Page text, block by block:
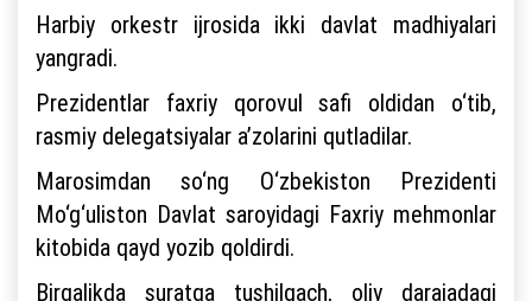
Harbiy orkestr ijrosida ikki davlat madhiyalari
yangradi.
Prezidentlar faxriy qorovul safi oldidan o‘tib,
rasmiy delegatsiyalar a’zolarini qutladilar.
Marosimdan so‘ng O‘zbekiston Prezidenti
Mo‘g‘uliston Davlat saroyidagi Faxriy mehmonlar
kitobida qayd yozib qoldirdi.
Birgalikda suratga tushilgach, oliy darajadagi